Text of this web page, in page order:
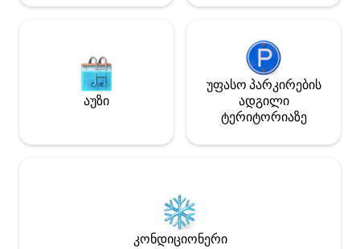
აუზი
უფასო პარკირების
ადგილი
ტერიტორიაზე
კონდიციონერი